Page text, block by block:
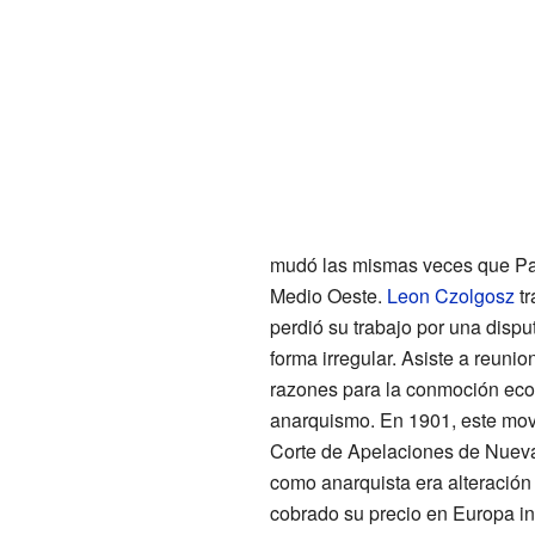
mudó las mismas veces que
Medio Oeste. Leon Czolgosz
perdió su trabajo por una
forma irregular. Asiste a
razones para la conmoción
anarquismo. En 1901, este
Corte de Apelaciones de
como anarquista era
cobrado su precio en Europa